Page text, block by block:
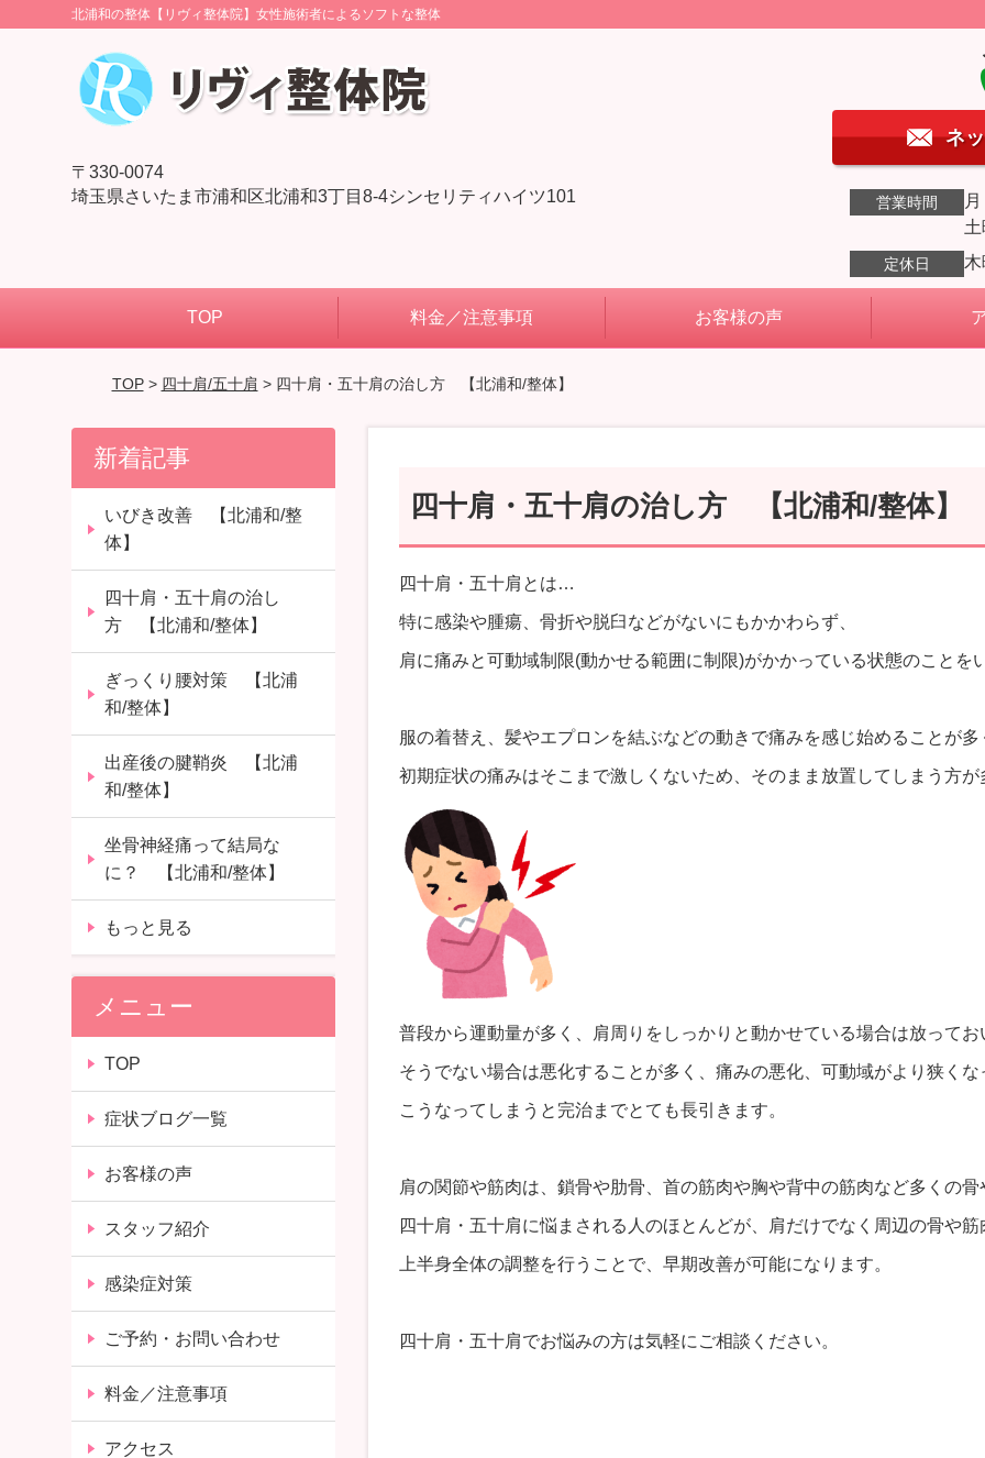
北浦和の整体【リヴィ整体院】女性施術者によるソフトな整体
〒330-0074
埼玉県さいたま市浦和区北浦和3丁目8-4シンセリティハイツ101
ネ
営業時間
定休日
TOP 料金／注意事項 お客様の声
TOP> 四十肩/五十肩 > 四十肩・五十肩の治し方 【北浦和/整体】
四十肩・五十肩の治し方 【北浦和/整体】
四十肩・五十肩とは…
特に感染や腫瘍、骨折や脱臼などがないにもかかわらず、
肩に痛みと可動域制限(動かせる範囲に制限)がかかっている状態のことを
服の着替え、髪やエプロンを結ぶなどの動きで痛みを感じ始めることが多
初期症状の痛みはそこまで激しくないため、そのまま放置してしまう方が
普段から運動量が多く、肩周りをしっかりと動かせている場合は放って
そうでない場合は悪化することが多く、痛みの悪化、可動域がより狭く
こうなってしまうと完治までとても長引きます。
肩の関節や筋肉は、鎖骨や肋骨、首の筋肉や胸や背中の筋肉など多くの
四十肩・五十肩に悩まされる人のほとんどが、肩だけでなく周辺の骨や
上半身全体の調整を行うことで、早期改善が可能になります。
四十肩・五十肩でお悩みの方は気軽にご相談ください。
新着記事
いびき改善 【北浦和/整
体】
四十肩・五十肩の治し
方 【北浦和/整体】
ぎっくり腰対策 【北浦
和/整体】
出産後の腱鞘炎 【北浦
和/整体】
坐骨神経痛って結局な
に？ 【北浦和/整体】
もっと見る
メニュー
TOP
症状ブログ一覧
お客様の声
スタッフ紹介
感染症対策
ご予約・お問い合わせ
料金／注意事項
アクセス